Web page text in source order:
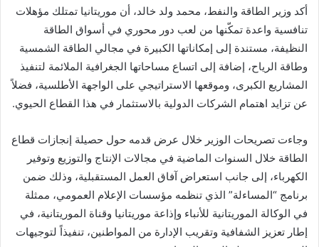
أكد وزير الطاقة والنفط، محمد ولد خالد، أن موريتانيا تمتلك مؤهلات
تنافسية واعدة تمكّنها من لعب دور محوري في أسواق الطاقة
النظيفة، مستندة إلى إمكاناتها الكبيرة في مجالي الطاقة الشمسية
وطاقة الرياح، إضافة إلى اتساع مساحاتها الجغرافية الملائمة لتنفيذ
المشاريع الكبرى، وموقعها الاستراتيجي على الواجهة الأطلسية، فضلاً
عن تزايد اهتمام الشركات الدولية بالاستثمار في هذا القطاع الحيوي.
وجاءت تصريحات الوزير خلال عرض قدمه حول حصيلة إنجازات قطاع
الطاقة خلال السنوات الماضية في مجالات الإنتاج والتوزيع وتوفير
الكهرباء، إلى جانب استعراض آفاق العمل المستقبلية، وذلك ضمن
برنامج “المساءلة” الذي تنظمه مؤسسات الإعلام العمومي، ممثلة
في الوكالة الموريتانية للأنباء وإذاعة موريتانيا وقناة الموريتانية، في
إطار تعزيز الشفافية وتقريب الإدارة من المواطنين، تنفيذاً لتوجيهات